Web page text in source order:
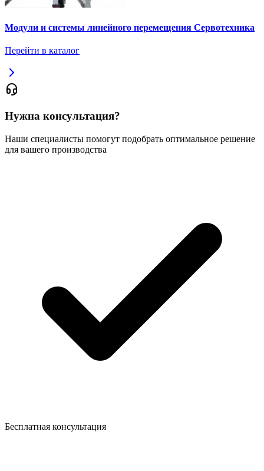
Модули и системы линейного перемещения Сервотехника
Перейти в каталог
Нужна консультация?
Наши специалисты помогут подобрать оптимальное решение
для вашего производства
Бесплатная консультация